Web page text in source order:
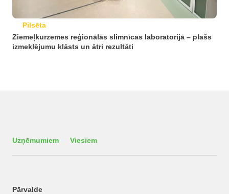
Pilsēta
Ziemeļkurzemes reģionālās slimnīcas laboratorijā – plašs
izmeklējumu klāsts un ātri rezultāti
Uzņēmumiem Viesiem
Pārvalde